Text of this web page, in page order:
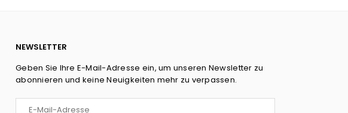
NEWSLETTER
Geben Sie Ihre E-Mail-Adresse ein, um unseren Newsletter zu
abonnieren und keine Neuigkeiten mehr zu verpassen.